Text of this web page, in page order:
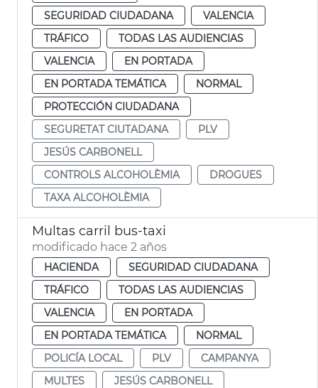
SEGURIDAD CIUDADANA
VALENCIA
TRÁFICO
TODAS LAS AUDIENCIAS
VALENCIA
EN PORTADA
EN PORTADA TEMÁTICA
NORMAL
PROTECCIÓN CIUDADANA
SEGURETAT CIUTADANA
PLV
JESÚS CARBONELL
CONTROLS ALCOHOLÈMIA
DROGUES
TAXA ALCOHOLÈMIA
Multas carril bus-taxi
modificado hace 2 años
HACIENDA
SEGURIDAD CIUDADANA
TRÁFICO
TODAS LAS AUDIENCIAS
VALENCIA
EN PORTADA
EN PORTADA TEMÁTICA
NORMAL
POLICÍA LOCAL
PLV
CAMPANYA
MULTES
JESÚS CARBONELL